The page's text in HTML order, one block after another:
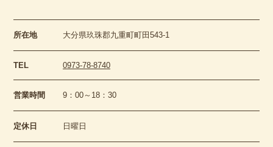
所在地 大分県玖珠郡九重町町田543-1
TEL 0973-78-8740
営業時間 9：00～18：30
定休日 日曜日